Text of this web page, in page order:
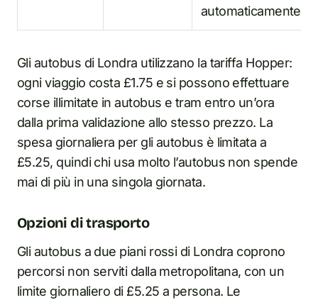
automaticamente
Gli autobus di Londra utilizzano la tariffa Hopper:
ogni viaggio costa £1.75 e si possono effettuare
corse illimitate in autobus e tram entro un’ora
dalla prima validazione allo stesso prezzo. La
spesa giornaliera per gli autobus è limitata a
£5.25, quindi chi usa molto l’autobus non spende
mai di più in una singola giornata.
Opzioni di trasporto
Gli autobus a due piani rossi di Londra coprono
percorsi non serviti dalla metropolitana, con un
limite giornaliero di £5.25 a persona. Le